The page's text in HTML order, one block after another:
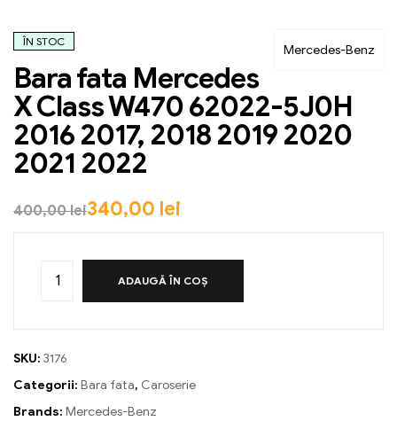
Mercedes-Benz
ÎN STOC
Bara fata Mercedes
X Class W470 62022-5J0H
2016 2017, 2018 2019 2020
2021 2022
400,00lei340,00 lei
ADAUGĂ ÎN COȘ
SKU: 3176
Categorii: Bara fata, Caroserie
Brands: Mercedes-Benz